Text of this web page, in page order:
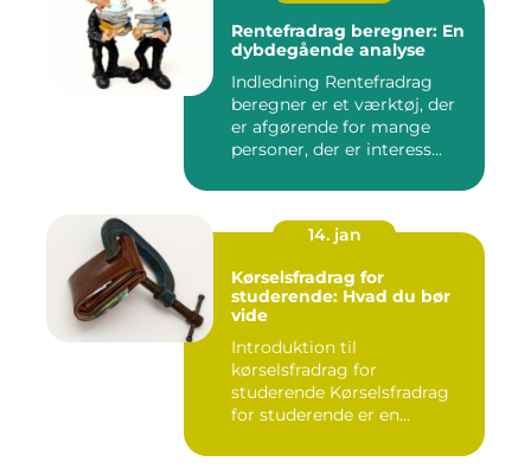
Rentefradrag beregner: En
dybdegående analyse
Indledning Rentefradrag
beregner er et værktøj, der
er afgørende for mange
personer, der er interess...
14. jan
Kørselsfradrag for
studerende: Hvad du bør
vide
Introduktion til
kørselsfradrag for
studerende Kørselsfradrag
for studerende er en